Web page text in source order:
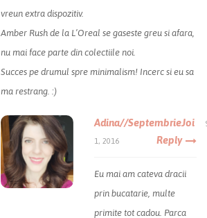
vreun extra dispozitiv.
Amber Rush de la L’Oreal se gaseste greu si afara,
nu mai face parte din colectiile noi.
Succes pe drumul spre minimalism! Incerc si eu sa
ma restrang. :)
Adina//SeptembrieJoi
1, 2016 Reply
Eu mai am cateva dracii
prin bucatarie, multe
primite tot cadou. Parca